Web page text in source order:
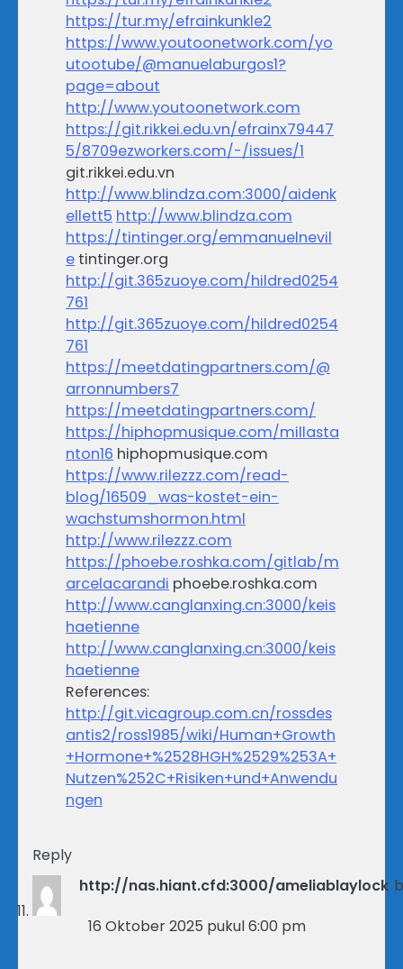
https://tur.my/efrainkunkle2
https://www.youtoonetwork.com/yo
utootube/@manuelaburgos1?
page=about
http://www.youtoonetwork.com
https://git.rikkei.edu.vn/efrainx79447
5/8709ezworkers.com/-/issues/1
git.rikkei.edu.vn
http://www.blindza.com:3000/aidenk
ellett5 http://www.blindza.com
https://tintinger.org/emmanuelnevil
e tintinger.org
http://git.365zuoye.com/hildred0254
761
http://git.365zuoye.com/hildred0254
761
https://meetdatingpartners.com/@
arronnumbers7
https://meetdatingpartners.com/
https://hiphopmusique.com/millasta
nton16 hiphopmusique.com
https://www.rilezzz.com/read-
blog/16509_was-kostet-ein-
wachstumshormon.html
http://www.rilezzz.com
https://phoebe.roshka.com/gitlab/m
arcelacarandi phoebe.roshka.com
http://www.canglanxing.cn:3000/keis
haetienne
http://www.canglanxing.cn:3000/keis
haetienne
References:
http://git.vicagroup.com.cn/rossdes
antis2/ross1985/wiki/Human+Growth
+Hormone+%2528HGH%2529%253A+
Nutzen%252C+Risiken+und+Anwendu
ngen
Reply
http://nas.hiant.cfd:3000/ameliablaylock
16 Oktober 2025 pukul 6:00 pm